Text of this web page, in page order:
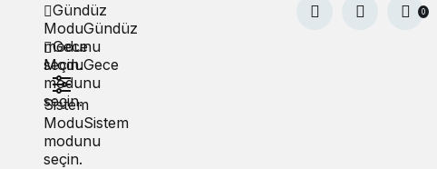
Gündüz
ModuGündüz
modunu
seçin.
Gece
ModuGece
modunu
seçin.
Sistem
ModuSistem
modunu
seçin.
0